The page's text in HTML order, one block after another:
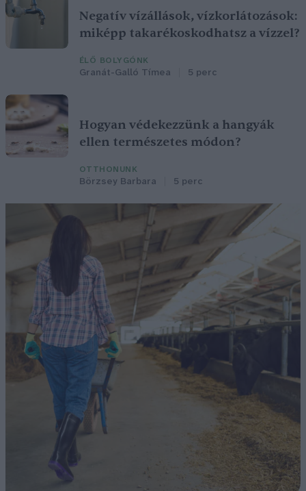
Negatív vízállások, vízkorlátozások:
miképp takarékoskodhatsz a vízzel?
ÉLŐ BOLYGÓNK
Granát-Galló Tímea 5 perc
Hogyan védekezzünk a hangyák
ellen természetes módon?
OTTHONUNK
Börzsey Barbara 5 perc